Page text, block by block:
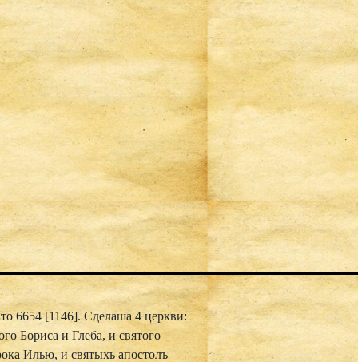
6654 [1146]. Сделаша 4 церкви:
Бориса и Глеба, и святого
Илью, и святыхъ апостолъ